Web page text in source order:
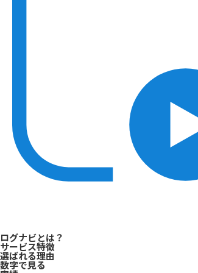
ログナビとは？
サービス特徴
選ばれる理由
数字で見る